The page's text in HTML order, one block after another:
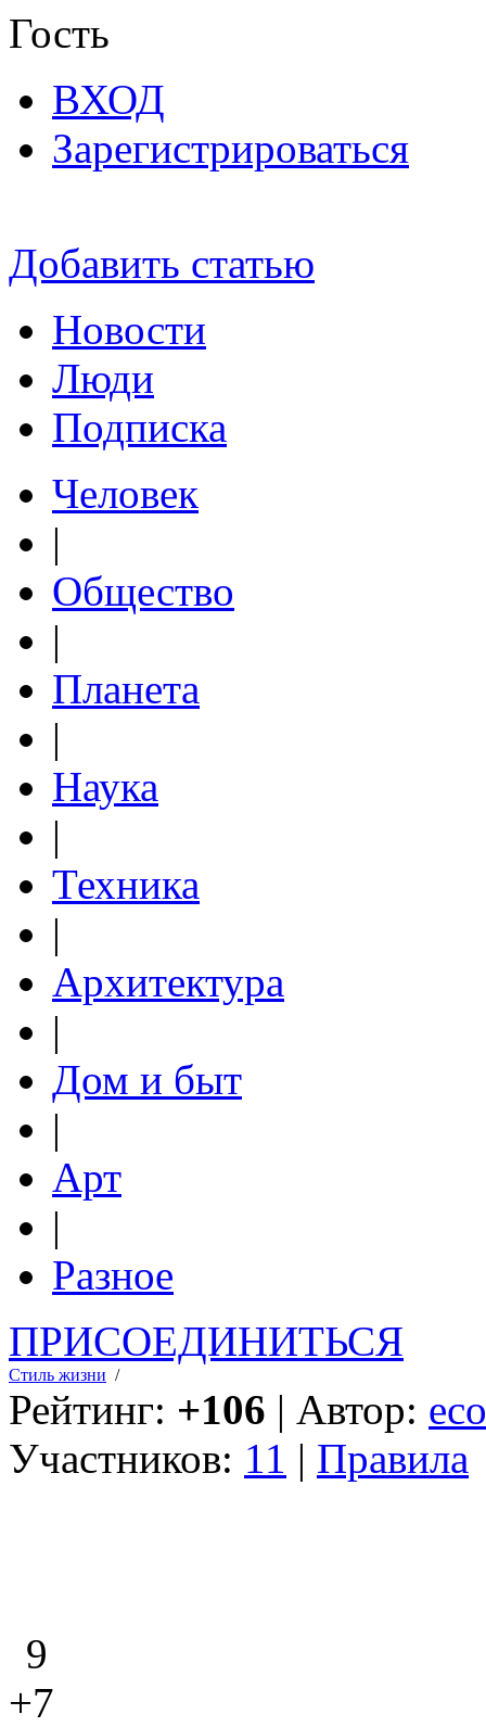
Гость
ВХОД
Зарегистрироваться
Добавить статью
Новости
Люди
Подписка
Человек
|
Общество
|
Планета
|
Наука
|
Техника
|
Архитектура
|
Дом и быт
|
Арт
|
Разное
ПРИСОЕДИНИТЬСЯ
Стиль жизни /
Рейтинг: +106 | Автор:
Участников: 11 | Правила
9
+7